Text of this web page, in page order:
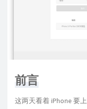
前言
这两天看着 iPhone 要